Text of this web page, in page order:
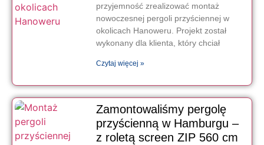
przyjemność zrealizować montaż
nowoczesnej pergoli przyściennej w
okolicach Hanoweru. Projekt został
wykonany dla klienta, który chciał
Czytaj więcej »
Zamontowaliśmy pergolę
przyścienną w Hamburgu –
z roletą screen ZIP 560 cm